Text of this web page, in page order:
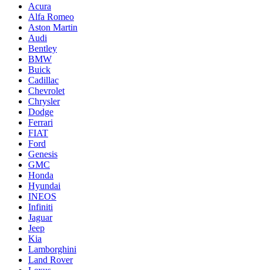
Acura
Alfa Romeo
Aston Martin
Audi
Bentley
BMW
Buick
Cadillac
Chevrolet
Chrysler
Dodge
Ferrari
FIAT
Ford
Genesis
GMC
Honda
Hyundai
INEOS
Infiniti
Jaguar
Jeep
Kia
Lamborghini
Land Rover